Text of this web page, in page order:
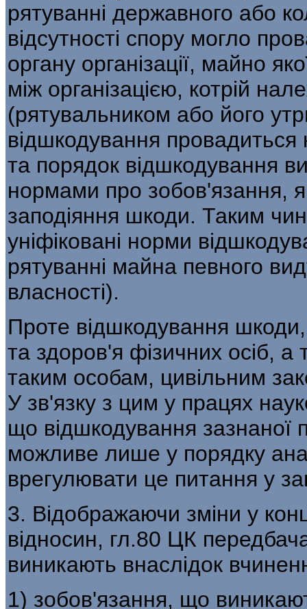
рятуванні державного або
відсутності спору могло
органу організації, майно
між організацією, котрій
(рятувальником або його
відшкодування провадиться
та порядок відшкодування
нормами про зобов'язання,
заподіяння шкоди. Таким
уніфіковані норми
рятуванні майна певного
власності).
Проте відшкодування
та здоров'я фізичних осіб,
таким особам, цивільним
У зв'язку з цим у працях
що відшкодування зазнаної
можливе лише у порядку
врегулювати це питання у
3. Відображаючи зміни у
відносин, гл.80 ЦК
виникають внаслідок
1) зобов'язання, що